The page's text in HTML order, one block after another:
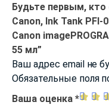
Будьте первым, кто
Canon, Ink Tank PFI-
Canon
55 мл”
Ваш адрес email не
Обязательные поля
Ваша оценка *